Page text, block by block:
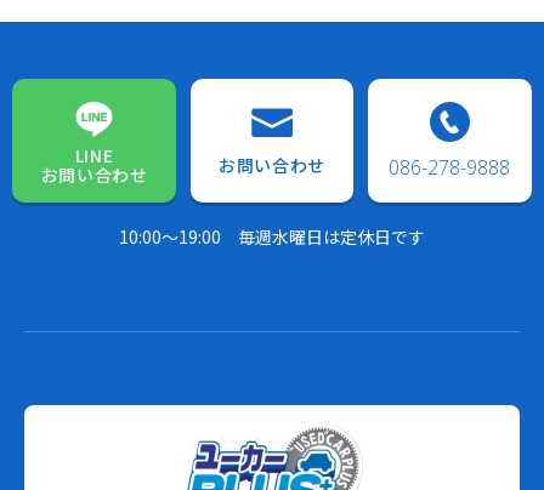
LINE
お問い合わせ
お問い合わせ 086-278-9888
10:00～19:00 毎週水曜日は定休日です